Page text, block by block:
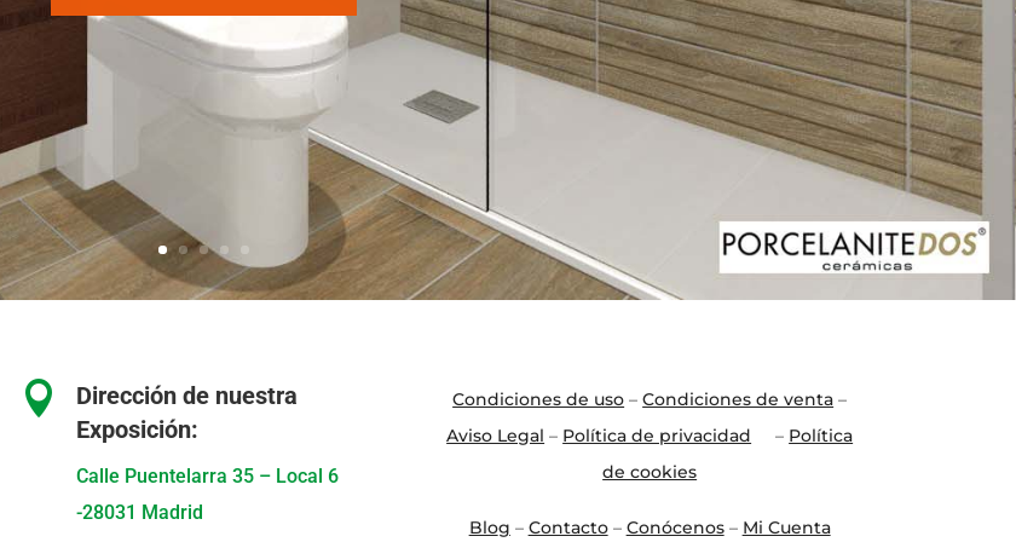

Dirección de nuestra
Exposición:
Calle Puentelarra 35 – Local 6
-28031 Madrid
Condiciones de uso –Condiciones de venta –
Aviso Legal – Política de privacidad – Política
de cookies
Blog – Contacto– Conócenos– Mi Cuenta